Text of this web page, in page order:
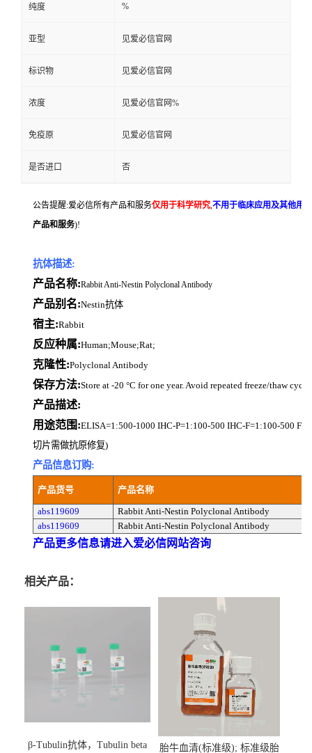
纯度 %
亚型 见爱必信官网
标识物 见爱必信官网
浓度 见爱必信官网%
免疫原 见爱必信官网
是否进口 否
公告提醒:爱必信所有产品和服务仅用于科学研究,不用于临床应用及其他用
产品和服务)!
抗体描述:
产品名称:Rabbit Anti-Nestin Polyclonal Antibody
产品别名:Nestin抗体
宿主:Rabbit
反应种属:Human;Mouse;Rat;
克隆性:Polyclonal Antibody
保存方法:Store at -20 °C for one year. Avoid repeated freeze/thaw
产品描述:
用途范围:ELISA=1:500-1000 IHC-P=1:100-500 IHC-F=1:100-500
切片需做抗原修复)
产品信息订购:
产品货号 产品名称
abs119609
Rabbit Anti-Nestin Polyclonal Antibody
abs119609
Rabbit Anti-Nestin Polyclonal Antibody
产品更多信息请进入爱必信网站咨询
相关产品：
β-Tubulin抗体，Tubulin beta 胎牛血清(标准级); 标准级胎